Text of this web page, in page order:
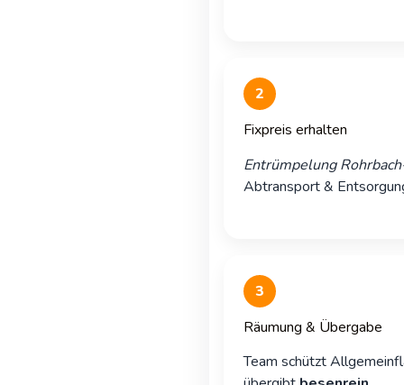
2
Fixpreis erhalten
Entrümpelung
Abtransport &
3
Räumung & Übergabe
Team schützt